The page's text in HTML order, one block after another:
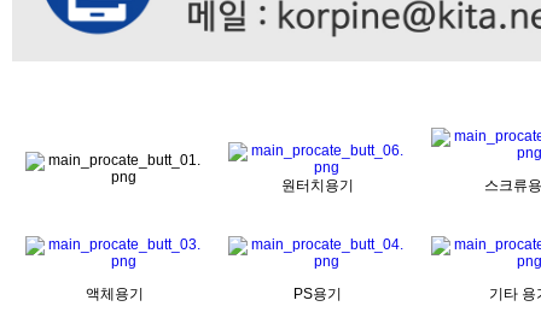
원터치용기 스크류
액체용기 PS용기 기타 용